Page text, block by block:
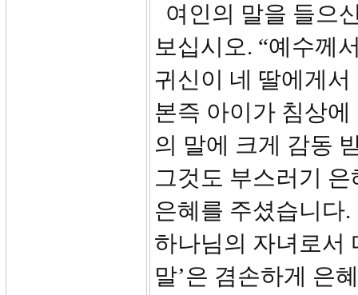
여인의 말을 들으
보십시오. “예수께
귀신이 네 딸에게
본즉 아이가 침상
의 말에 크게 감동
그것도 부스러기
은혜를 주셨습니다.
하나님의 자녀로서
말’은 겸손하게 은